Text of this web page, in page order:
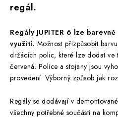
regál.
Regály JUPITER 6 lze
využití. Možnost přizpůsobit
držácích polic, které lze dodat ve
červená. Police a stojany jsou
provedení. Výborný způsob jak
Regály se dodávají v
všechny potřebné součásti na